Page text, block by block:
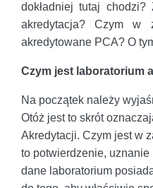
dokładniej tutaj
akredytacja? Czym w
akredytowane PCA? O
Czym jest laboratorium
Na początek należy
Otóż jest to skrót
Akredytacji. Czym jest w
to potwierdzenie,
dane laboratorium